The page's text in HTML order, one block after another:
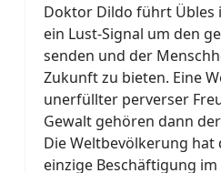
Doktor Dildo führt Übles
ein Lust-Signal um den
senden und der
Zukunft zu bieten. Eine
unerfüllter perverser
Gewalt gehören dann
Die Weltbevölkerung
einzige Beschäftigung